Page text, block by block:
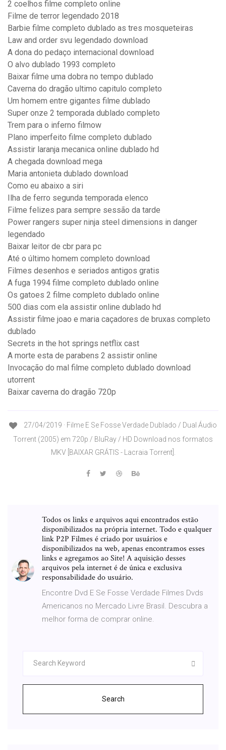
2 coelhos filme completo online
Filme de terror legendado 2018
Barbie filme completo dublado as tres mosqueteiras
Law and order svu legendado download
A dona do pedaço internacional download
O alvo dublado 1993 completo
Baixar filme uma dobra no tempo dublado
Caverna do dragão ultimo capitulo completo
Um homem entre gigantes filme dublado
Super onze 2 temporada dublado completo
Trem para o inferno filmow
Plano imperfeito filme completo dublado
Assistir laranja mecanica online dublado hd
A chegada download mega
Maria antonieta dublado download
Como eu abaixo a siri
Ilha de ferro segunda temporada elenco
Filme felizes para sempre sessão da tarde
Power rangers super ninja steel dimensions in danger
legendado
Baixar leitor de cbr para pc
Até o último homem completo download
Filmes desenhos e seriados antigos gratis
A fuga 1994 filme completo dublado online
Os gatoes 2 filme completo dublado online
500 dias com ela assistir online dublado hd
Assistir filme joao e maria caçadores de bruxas completo
dublado
Secrets in the hot springs netflix cast
A morte esta de parabens 2 assistir online
Invocação do mal filme completo dublado download
utorrent
Baixar caverna do dragão 720p
27/04/2019 · Filme E Se Fosse Verdade Dublado / Dual Áudio
Torrent (2005) em 720p / BluRay / HD Download nos formatos
MKV [BAIXAR GRÁTIS - Lacraia Torrent].
Todos os links e arquivos aqui encontrados estão
disponibilizados na própria internet. Todo e qualquer
link P2P Filmes é criado por usuários e
disponibilizados na web, apenas encontramos esses
links e agregamos ao Site! A aquisição desses
arquivos pela internet é de única e exclusiva
responsabilidade do usuário.
Encontre Dvd E Se Fosse Verdade Filmes Dvds
Americanos no Mercado Livre Brasil. Descubra a
melhor forma de comprar online.
Search